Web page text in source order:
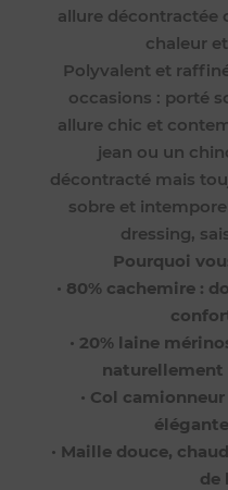
allure décontractée
chaleur
Polyvalent et
occasions : porté
allure chic et
jean ou un
décontracté mais
sobre et
dressing,
Pourquoi
• 80% cachemire :
• 20% laine
• Col
• Maille douce,
de